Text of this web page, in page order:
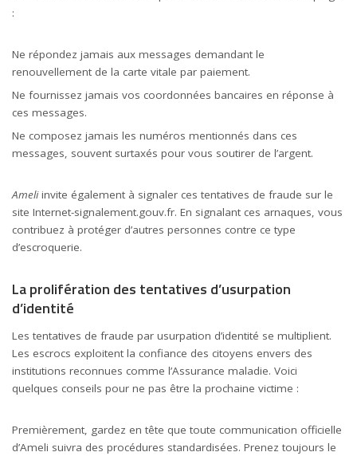
:
Ne répondez jamais aux messages demandant le
renouvellement de la carte vitale par paiement.
Ne fournissez jamais vos coordonnées bancaires en réponse à
ces messages.
Ne composez jamais les numéros mentionnés dans ces
messages, souvent surtaxés pour vous soutirer de l’argent.
Ameliinvite également à signaler ces tentatives de fraude sur le
site Internet-signalement.gouv.fr. En signalant ces arnaques, vous
contribuez à protéger d’autres personnes contre ce type
d’escroquerie.
La prolifération des tentatives d’usurpation
d’identité
Les tentatives de fraude par usurpation d’identité se multiplient.
Les escrocs exploitent la confiance des citoyens envers des
institutions reconnues comme l’Assurance maladie. Voici
quelques conseils pour ne pas être la prochaine victime :
Premièrement, gardez en tête que toute communication officielle
d’Ameli suivra des procédures standardisées. Prenez toujours le